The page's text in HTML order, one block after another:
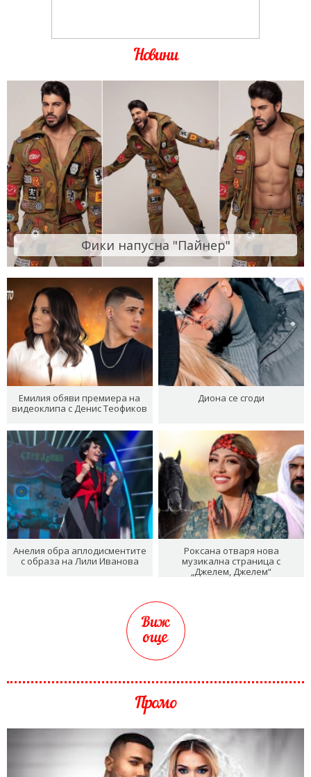
Новини
Фики напусна "Пайнер"
Емилия обяви премиера на
видеоклипа с Денис Теофиков
Диона се сгоди
Анелия обра аплодисментите
с образа на Лили Иванова
Роксана отваря нова
музикална страница с
„Джелем, Джелем“
Виж
още
Промо